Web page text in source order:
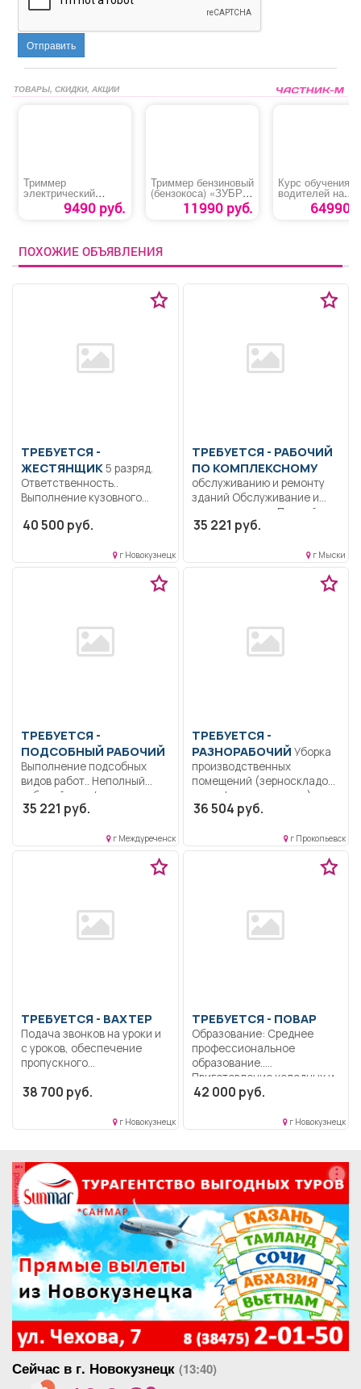
Отправить
ТОВАРЫ, СКИДКИ, АКЦИИ
Триммер
электрический
«РЕСАНТА
ЭТ-1500НВ»9490 руб.
Триммер бензиновый
(бензокоса) «ЗУБР
КРБ-2500»11990 руб.
Курс обучения
водителей на
категорию «В»
64990
ПОХОЖИЕ ОБЪЯВЛЕНИЯ
ТРЕБУЕТСЯ -
ЖЕСТЯНЩИК
Ответственность..
Выполнение кузовного
контроль выполненных
40 500 руб.
г Новокузнецк
ТРЕБУЕТСЯ - РАБОЧИЙ
ПО КОМПЛЕКСНОМУ
обслуживанию и ремонту
зданий Обслуживание и
ремонт здания.. Полный
рабочий...
35 221 руб.
г Мыски
ТРЕБУЕТСЯ -
ПОДСОБНЫЙ РАБОЧИЙ
Выполнение подсобных
видов работ.. Неполный
рабочий день/неполная
рабочая неделя..
35 221 руб.
г Междуреченск
ТРЕБУЕТСЯ -
РАЗНОРАБОЧИЙ
производственных
помещений (зерноскладов,
картофелехранилища),
поддержание надлежащего
36 504 руб.
г Прокопьевск
ТРЕБУЕТСЯ - ВАХТЕР
Подача звонков на уроки и
с уроков, обеспечение
пропускного...
38 700 руб.
г Новокузнецк
ТРЕБУЕТСЯ - ПОВАР
Образование: Среднее
профессиональное
образование..
Приготовление холодных и
горячих блюд,...
42 000 руб.
г Новокузнецк
реклама
Сейчас в г. Новокузнецк (13:40)